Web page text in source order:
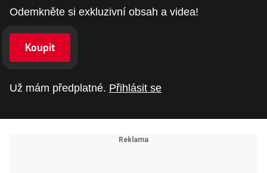
Odemkněte si exkluzivní obsah a videa!
Koupit
Už mám předplatné. Přihlásit se